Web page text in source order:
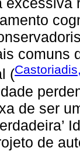
comuns
(
de ser
de